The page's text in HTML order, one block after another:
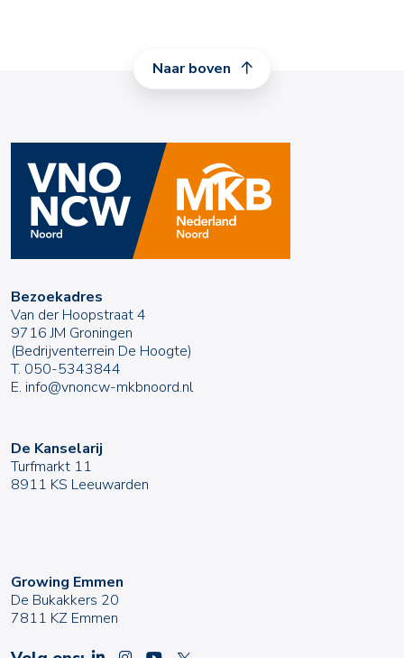
Naar boven
Bezoekadres
Van der Hoopstraat 4
9716 JM Groningen
(Bedrijventerrein De Hoogte)
T. 050-5343844
E. info@vnoncw-mkbnoord.nl
De Kanselarij
Turfmarkt 11
8911 KS Leeuwarden
Growing Emmen
De Bukakkers 20
7811 KZ Emmen